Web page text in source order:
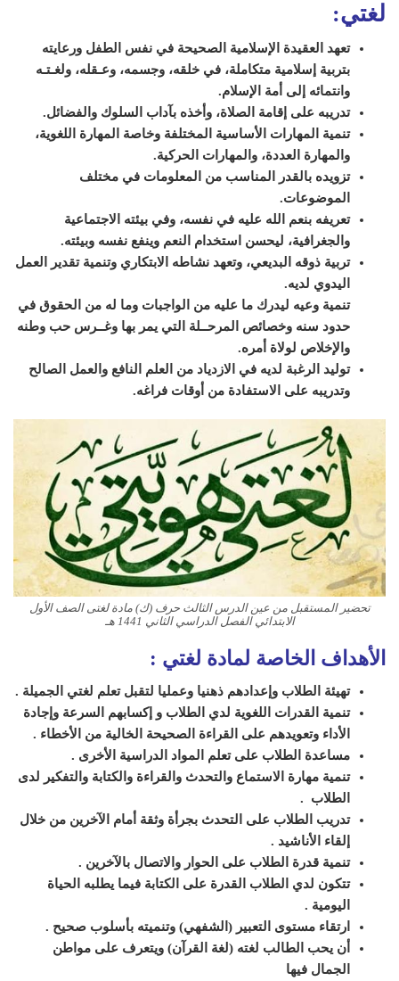
لغتي:
تعهد العقيدة الإسلامية الصحيحة في نفس الطفل ورعايته
بتربية إسلامية متكاملة، في خلقه، وجسمه، وعـقله، ولغـتـه
وانتمائه إلى أمة الإسلام.
تدريبه على إقامة الصلاة، وأخذه بآداب السلوك والفضائل.
تنمية المهارات الأساسية المختلفة وخاصة المهارة اللغوية،
والمهارة العددة، والمهارات الحركية.
تزويده بالقدر المناسب من المعلومات في مختلف
الموضوعات.
تعريفه بنعم الله عليه في نفسه، وفي بيئته الاجتماعية
والجغرافية، ليحسن استخدام النعم وينفع نفسه وبيئته.
تربية ذوقه البديعي، وتعهد نشاطه الابتكاري وتنمية تقدير العمل
اليدوي لديه.
تنمية وعيه ليدرك ما عليه من الواجبات وما له من الحقوق في
حدود سنه وخصائص المرحــلة التي يمر بها وغــرس حب وطنه
والإخلاص لولاة أمره.
توليد الرغبة لديه في الازدياد من العلم النافع والعمل الصالح
وتدريبه على الاستفادة من أوقات فراغه.
تحضير المستقبل من عين الدرس الثالث حرف (ك) مادة لغتى الصف الأول
الابتدائي الفصل الدراسي الثاني 1441 هـ
الأهداف الخاصة لمادة لغتي :
تهيئة الطلاب وإعدادهم ذهنيا وعمليا لتقبل تعلم لغتي الجميلة .
تنمية القدرات اللغوية لدي الطلاب و إكسابهم السرعة وإجادة
الأداء وتعويدهم على القراءة الصحيحة الخالية من الأخطاء .
مساعدة الطلاب على تعلم المواد الدراسية الأخرى .
تنمية مهارة الاستماع والتحدث والقراءة والكتابة والتفكير لدى
الطلاب .
تدريب الطلاب على التحدث بجرأة وثقة أمام الآخرين من خلال
إلقاء الأناشيد .
تنمية قدرة الطلاب على الحوار والاتصال بالآخرين .
تتكون لدي الطلاب القدرة على الكتابة فيما يطلبه الحياة
اليومية .
ارتقاء مستوى التعبير (الشفهي) وتنميته بأسلوب صحيح .
أن يحب الطالب لغته (لغة القرآن) ويتعرف على مواطن
الجمال فيها